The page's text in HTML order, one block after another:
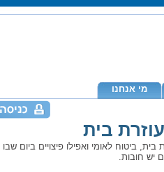
מי אנחנו
בית
ביטוח לאומי ואפילו פיצויים ביום שבו
יש חובות.